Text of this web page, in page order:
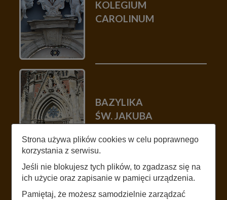
KOLEGIUM
CAROLINUM
BAZYLIKA
ŚW. JAKUBA
Strona używa plików cookies w celu poprawnego
korzystania z serwisu.
Jeśli nie blokujesz tych plików, to zgadzasz się na
ich użycie oraz zapisanie w pamięci urządzenia.
Pamiętaj, że możesz samodzielnie zarządzać